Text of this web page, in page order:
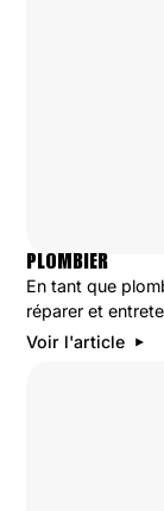
PLOMBIER
En tant que
réparer et
Voir l'article